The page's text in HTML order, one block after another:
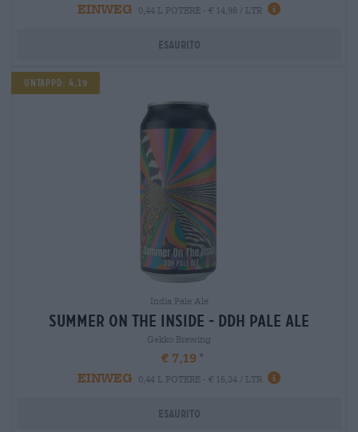
EINWEG
0,44 L POTERE - € 14,98 / LTR
Esaurito
Untappd: 4,19
India Pale Ale
summer on the inside - ddh pale ale
Gekko Brewing
€ 7,19
EINWEG
0,44 L POTERE - € 16,34 / LTR
Esaurito